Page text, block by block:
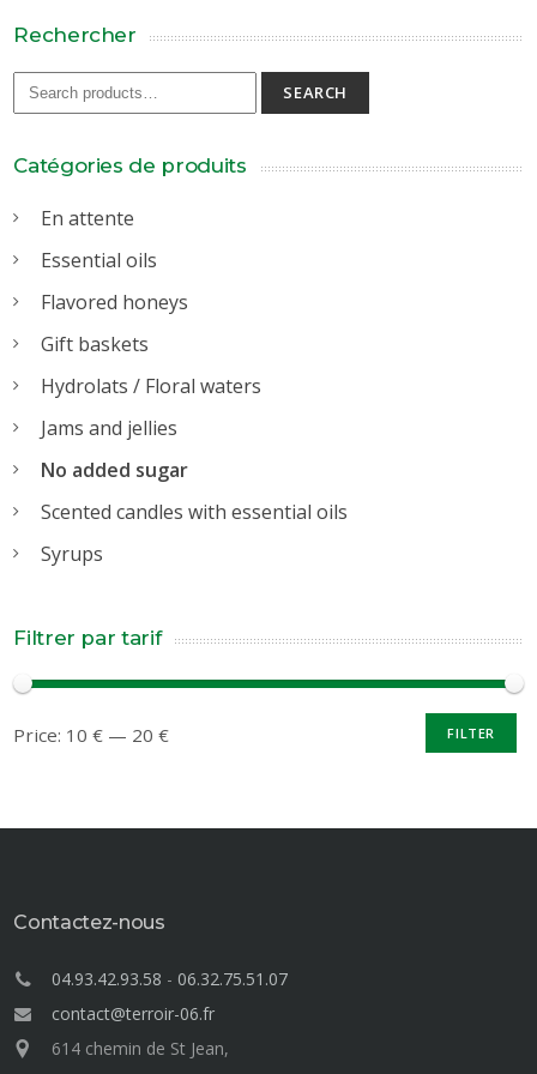
Rechercher
SEARCH
Catégories de produits
En attente
Essential oils
Flavored honeys
Gift baskets
Hydrolats / Floral waters
Jams and jellies
No added sugar
Scented candles with essential oils
Syrups
Filtrer par tarif
FILTER
Price: 10 € — 20 €
Contactez-nous
04.93.42.93.58 - 06.32.75.51.07
contact@terroir-06.fr
614 chemin de St Jean,